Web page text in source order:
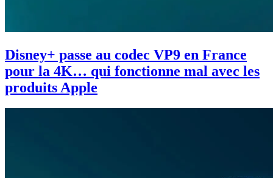
Disney+ passe au codec VP9 en France
pour la 4K… qui fonctionne mal avec les
produits Apple